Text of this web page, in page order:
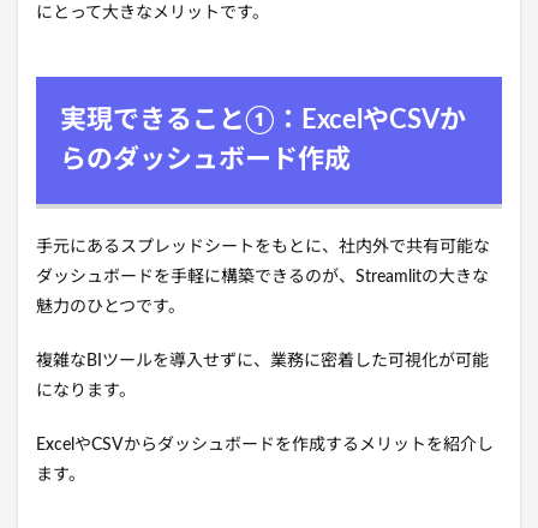
にとって大きなメリットです。
実現できること①：ExcelやCSVか
らのダッシュボード作成
手元にあるスプレッドシートをもとに、社内外で共有可能な
ダッシュボードを手軽に構築できるのが、Streamlitの大きな
魅力のひとつです。
複雑なBIツールを導入せずに、業務に密着した可視化が可能
になります。
ExcelやCSVからダッシュボードを作成するメリットを紹介し
ます。